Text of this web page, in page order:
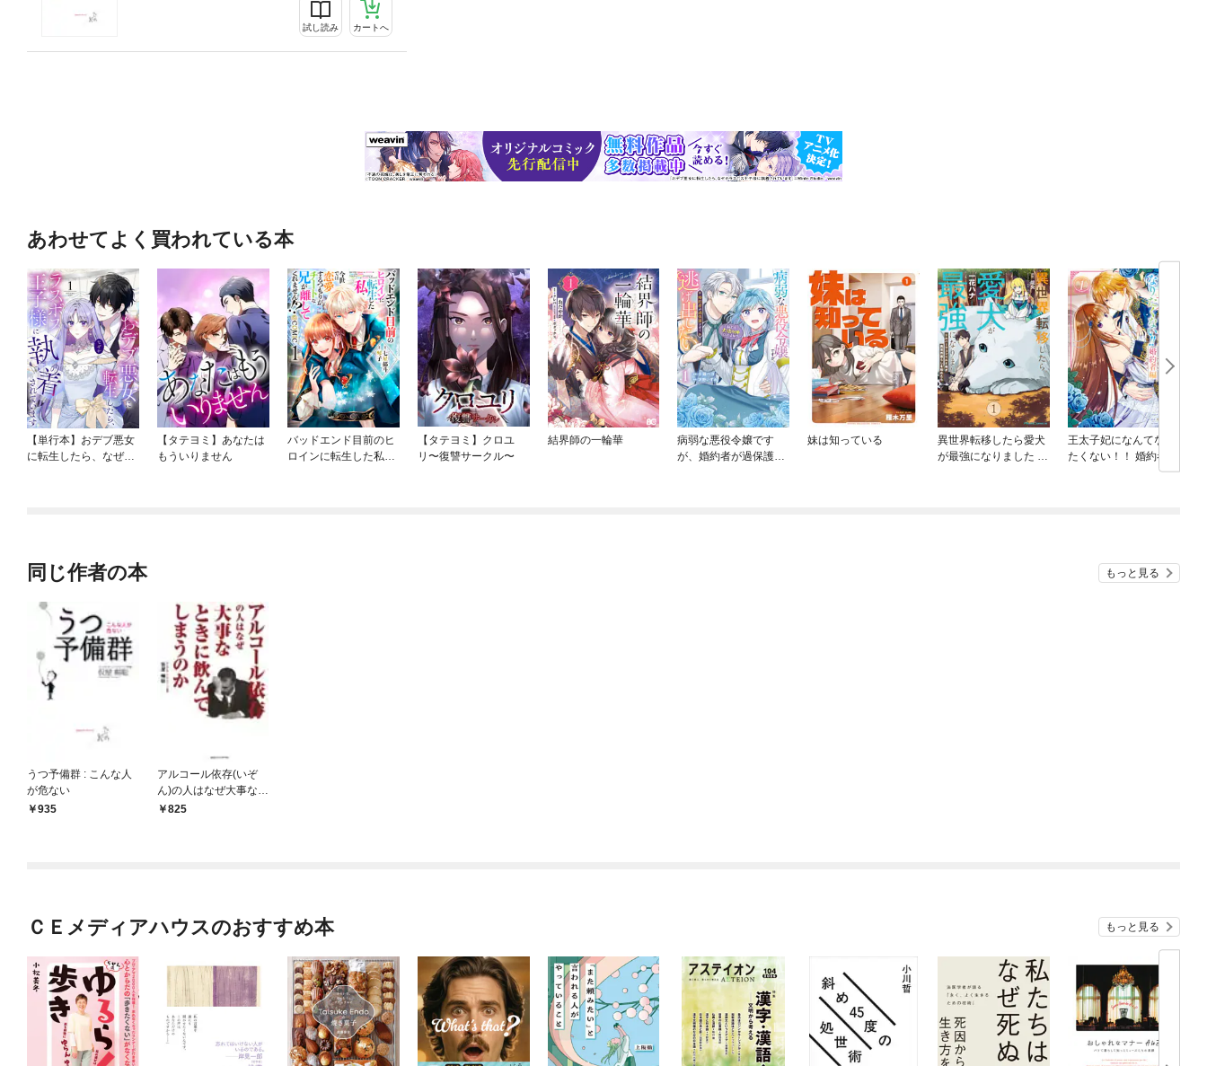
試し読み カートへ
あわせてよく買われている本
【単行本】おデブ悪女
に転生したら、なぜか
【タテヨミ】あなたは
もういりません
バッドエンド目前のヒ
ロインに転生した私、
【タテヨミ】クロユ
リ〜復讐サークル〜
結界師の一輪華
病弱な悪役令嬢です
が、婚約者が過保護す
妹は知っている
異世界転移したら愛犬
が最強になりました ～
王太子妃になんてなり
たくない！！ 婚約者編
同じ作者の本 もっと見る
うつ予備群 : こんな人
が危ない
935
アルコール依存(いぞ
ん)の人はなぜ大事なと
きに飲んでしまうのか
825
ＣＥメディアハウスのおすすめ本 もっと見る